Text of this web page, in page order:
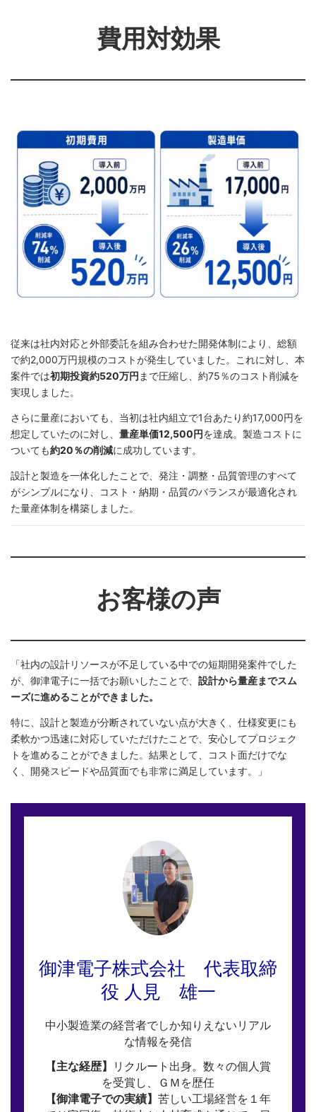
費用対効果
従来は社内対応と外部委託を組み合わせた開発体制により、総額
で約2,000万円規模のコストが発生していました。これに対し、本
案件では初期投資約520万円 まで圧縮し、約75％のコスト削減を
実現しました。
さらに量産においても、当初は社内組立で1台あたり約17,000円を
想定していたのに対し、 量産単価12,500円を達成。製造コストに
ついても約20％の削減に成功しています。
設計と製造を一体化したことで、発注・調整・品質管理のすべて
がシンプルになり、コスト・納期・品質のバランスが最適化され
た量産体制を構築しました。
お客様の声
「社内の設計リソースが不足している中での短期開発案件でした
が、御津電子に一括でお願いしたことで、 設計から量産までスム
ーズに進めることができました。
特に、設計と製造が分断されていない点が大きく、仕様変更にも
柔軟かつ迅速に対応していただけたことで、安心してプロジェク
トを進めることができました。結果として、コスト面だけでな
く、開発スピードや品質面でも非常に満足しています。」
御津電子株式会社 代表取締
役 人見 雄一
中小製造業の経営者でしか知りえないリアル
な情報を発信
【主な経歴】
リクルート出身。数々の個人賞
を受賞し、ＧＭを歴任
【御津電子での実績】 苦しい工場経営を１年